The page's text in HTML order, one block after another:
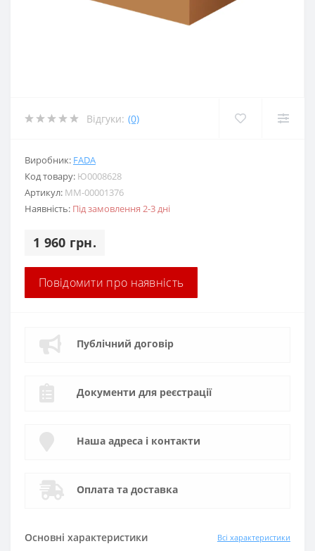
Відгуки: (0)
Виробник: FADA
Код товару: Ю0008628
Артикул: MM-00001376
Наявність: Під замовлення 2-3 дні
1 960 грн.
Повідомити про наявність
Основні характеристики Всі характеристики
Публічний договір
Документи для реєстрації
Наша адреса і контакти
Оплата та доставка